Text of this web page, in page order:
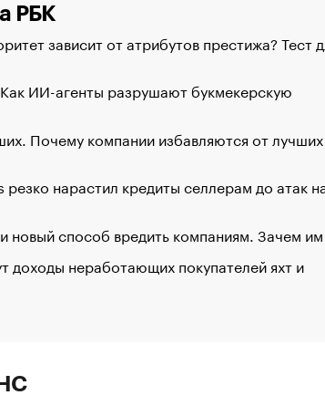
РБК
зависит от атрибутов престижа? Тест
ИИ-агенты разрушают букмекерскую
Почему компании избавляются от лучших
нарастил кредиты селлерам до атак
новый способ вредить компаниям. Зачем
доходы неработающих покупателей яхт и